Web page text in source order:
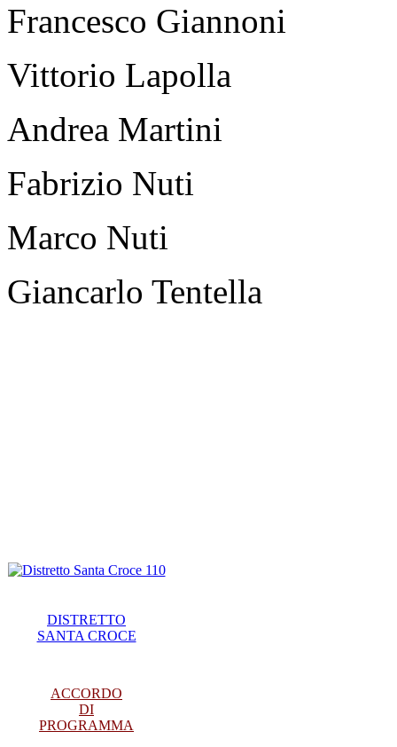
Francesco Giannoni
Vittorio Lapolla
Andrea Martini
Fabrizio Nuti
Marco Nuti
Giancarlo Tentella
DISTRETTO
SANTA CROCE
ACCORDO
DI
PROGRAMMA